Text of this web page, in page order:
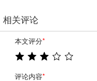
相关评论
本文评分*
评论内容*